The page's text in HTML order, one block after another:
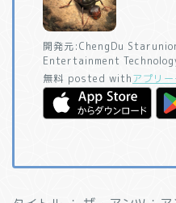
開発元:ChengDu
Entertainment
無料 posted withアプリー